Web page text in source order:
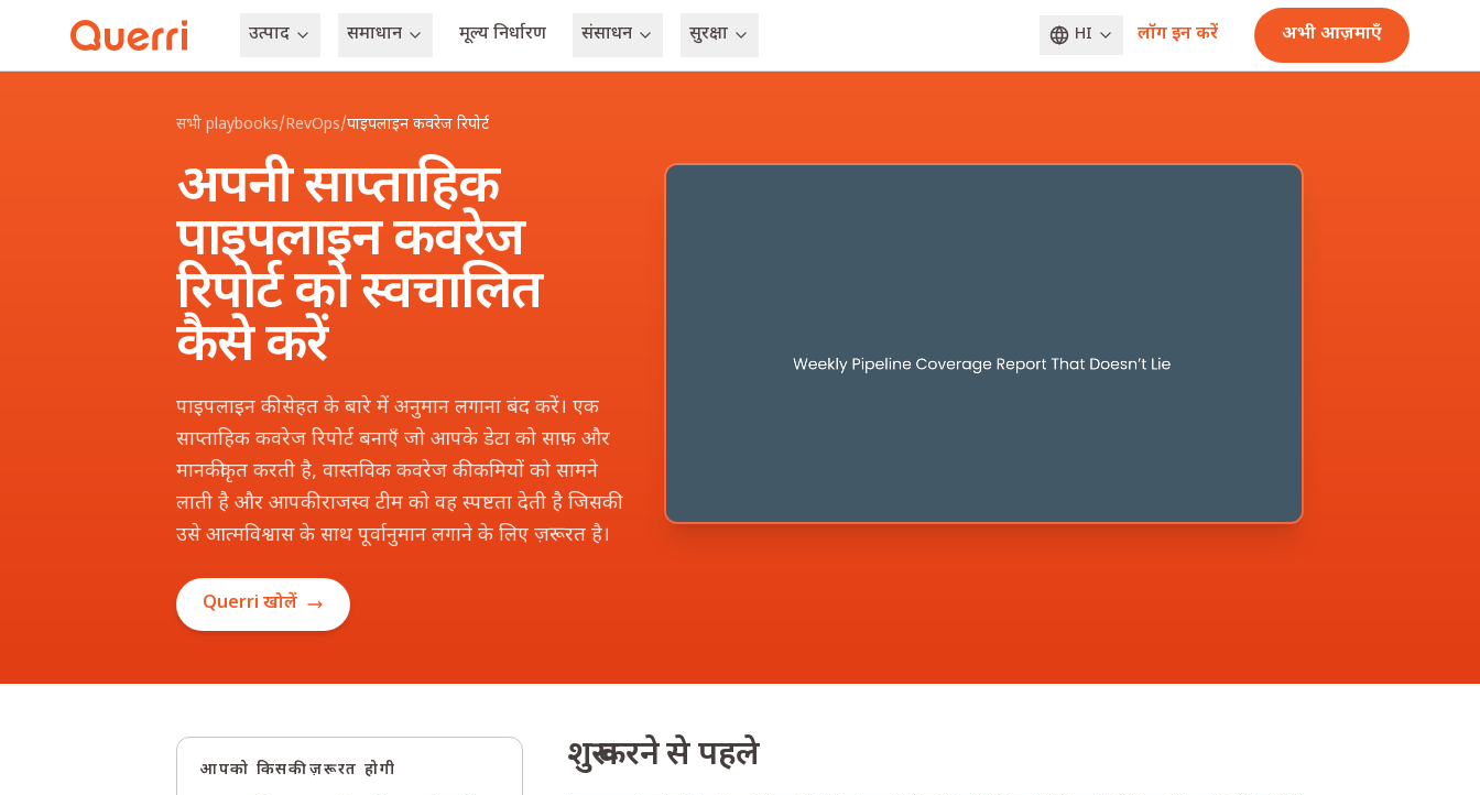
उत्पाद समाधान मूल्य निर्धारण संसाधन सुरक्षा HI लॉग इन करें अभी आज़माएँ
सभी playbooks/RevOps/पाइपलाइन कवरेज रिपोर्ट
अपनी साप्ताहिक
पाइपलाइन कवरेज
रिपोर्ट को स्वचालित
कैसे करें
पाइपलाइन की सेहत के बारे में अनुमान लगाना बंद करें। एक
साप्ताहिक कवरेज रिपोर्ट बनाएँ जो आपके डेटा को साफ़ और
मानकीकृत करती है, वास्तविक कवरेज की कमियों को सामने
लाती है और आपकी राजस्व टीम को वह स्पष्टता देती है जिसकी
उसे आत्मविश्वास के साथ पूर्वानुमान लगाने के लिए ज़रूरत है।
Querri खोलें
आपको किसकी ज़रूरत होगी
शुरू करने से पहले